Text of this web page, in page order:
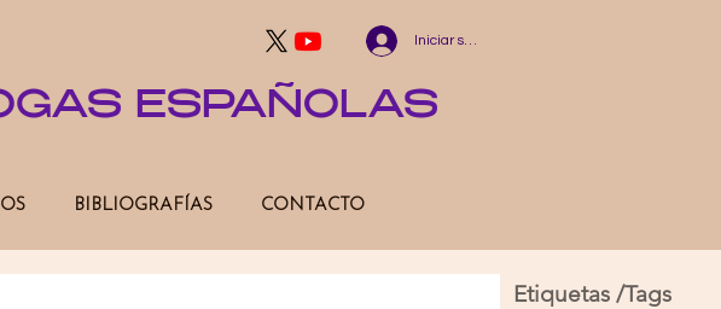
Iniciar sesión
ESPAÑOLAS
Etiquetas /Tags
BIBLIOGRAFÍAS CONTACTO